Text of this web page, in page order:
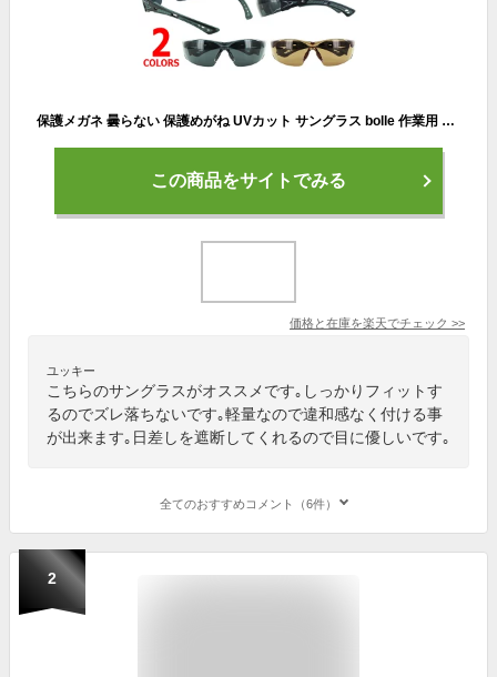
保護メガネ 曇らない 保護めがね UVカット サングラス bolle 作業用 メンズ レディース 男性 女性 おしゃれ カラーレンズ ラッシュプラス ブラック/ウォルフグレー スモーク トワイライト 防風 防塵 飛沫 花粉 対策 紫外線対策 セーフティーグラス 定形外郵便で送料無料
この商品をサイトでみる
価格と在庫を楽天でチェック >>
ユッキー
こちらのサングラスがオススメです｡しっかりフィットす
るのでズレ落ちないです｡軽量なので違和感なく付ける事
が出来ます｡日差しを遮断してくれるので目に優しいです｡
全てのおすすめコメント（6件）
2